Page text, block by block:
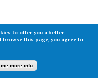
to offer you a better
browse this page, you agree to
more info